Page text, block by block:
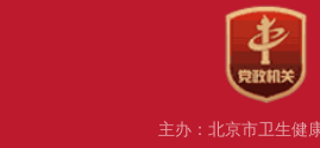
主办：北京市卫生健